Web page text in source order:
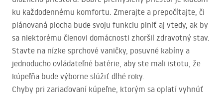
ku každodennému komfortu. Zmerajte a prepočítajte, či
plánovaná plocha bude svoju funkciu plniť aj vtedy, ak by
sa niektorému členovi domácnosti zhoršil zdravotný stav.
Stavte na nízke sprchové vaničky, posuvné kabíny a
jednoducho ovládateľné batérie, aby ste mali istotu, že
kúpeľňa bude výborne slúžiť dlhé roky.
Chyby pri zariaďovaní kúpeľne, ktorým sa oplatí vyhnúť